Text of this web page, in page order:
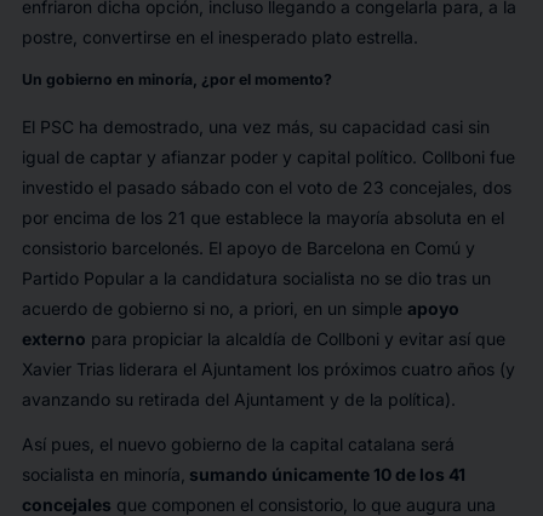
enfriaron dicha opción, incluso llegando a congelarla para, a la
postre, convertirse en el inesperado plato estrella.
Un gobierno en minoría, ¿por el momento?
El PSC ha demostrado, una vez más, su capacidad casi sin
igual de captar y afianzar poder y capital político. Collboni fue
investido el pasado sábado con el voto de 23 concejales, dos
por encima de los 21 que establece la mayoría absoluta en el
consistorio barcelonés. El apoyo de Barcelona en Comú y
Partido Popular a la candidatura socialista no se dio tras un
acuerdo de gobierno si no, a priori, en un simple apoyo
externo para propiciar la alcaldía de Collboni y evitar así que
Xavier Trias liderara el Ajuntament los próximos cuatro años (y
avanzando su retirada del Ajuntament y de la política).
Así pues, el nuevo gobierno de la capital catalana será
socialista en minoría, sumando únicamente 10 de los 41
concejales que componen el consistorio, lo que augura una